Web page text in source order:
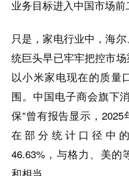
业务目标进入中国市场前
只是，家电行业中，海
统巨头早已牢牢把控市场
以小米家电现在的质量
围。中国电子商会旗下
保”曾有报告显示，
在部分统计口径中
46.63%，与格力、美的